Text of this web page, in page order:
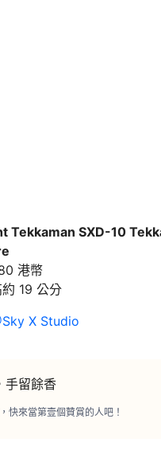
Tekkaman SXD-10
港幣
19 公分
Sky X Studio
手留餘香
快來當第壹個贊賞的人吧！